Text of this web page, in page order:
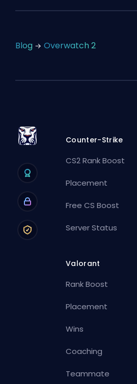
Blog Overwatch 2
Counter-Strike
CS2 Rank Boost
Placement
Free CS Boost
Server Status
Valorant
Rank Boost
Placement
Wins
Coaching
Teammate